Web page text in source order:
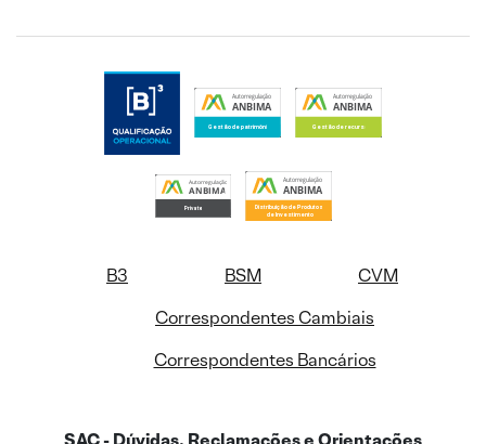
B3 BSM
CVM
Correspondentes Cambiais
Correspondentes Bancários